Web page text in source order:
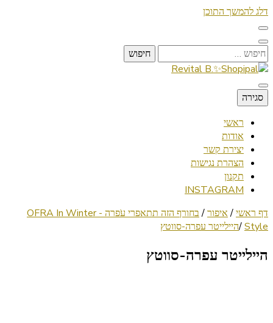
דלג להמשך התוכן
חיפוש:
Revital B.✨Shopipal
Lifestyle ✦ Beauty ✦ Vegan ✦ Travel
סגירה
ראשי
אודות
יצירת קשר
הצהרת נגישות
תקנון
INSTAGRAM
דף ראשי/ איפור/
בחורף הזה תתאפרי עֹפרה - OFRA In Winter
Style
/היילייטר עפרה-סווטץ
היילייטר עפרה-סווטץ